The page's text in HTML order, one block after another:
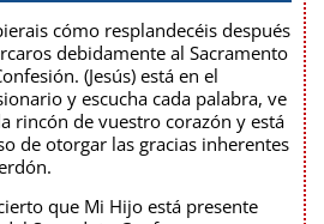
cómo resplandecéis después
debidamente al Sacramento
(Jesús) está en el
y escucha cada palabra, ve
rincón de vuestro corazón y está
de otorgar las gracias inherentes
que Mi Hijo está presente